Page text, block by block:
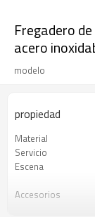
Fregadero
acero
modelo
propiedad
Material
Servicio
Escena
Accesorios